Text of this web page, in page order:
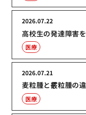
高校生の発達障害
2026.07.22
医療
麦粒腫と霰粒腫の
2026.07.21
医療